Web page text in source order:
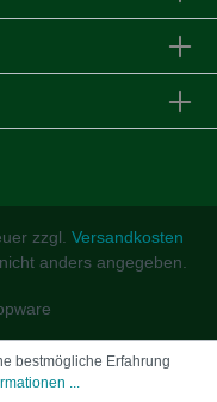
zzgl. Versandkosten
anders angegeben.
bestmögliche Erfahrung
...